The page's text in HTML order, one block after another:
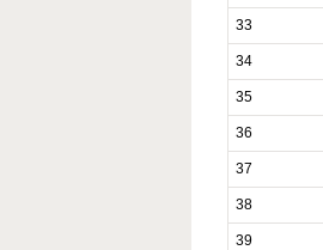
33
34
35
36
37
38
39